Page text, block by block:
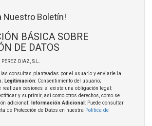
Nuestro Boletín!
BÁSICA SOBRE
DE DATOS
DIAZ, S.L.
las consultas planteadas por el usuario y enviarle la
Legitimación: Consentimiento del usuario;
realizan cesiones si existe una obligación legal;
y suprimir, así como otros derechos, como se
adicional;
Información Adicional : Puede consultar
de Protección de Datos en nuestra Política de